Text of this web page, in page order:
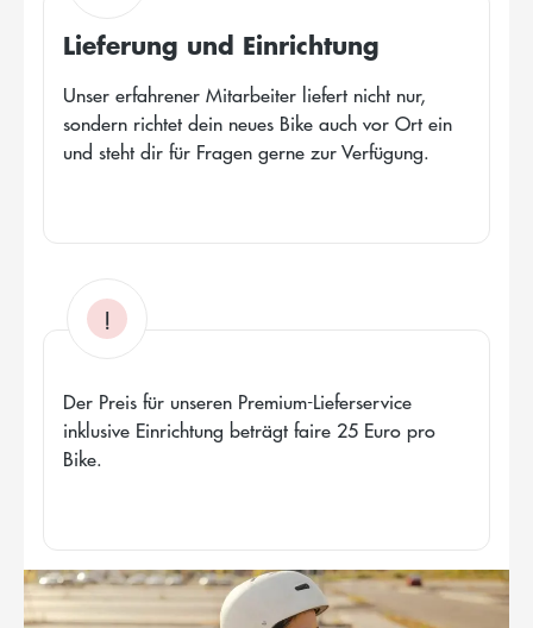
Lieferung und Einrichtung
Unser erfahrener Mitarbeiter liefert nicht nur,
sondern richtet dein neues Bike auch vor Ort ein
und steht dir für Fragen gerne zur Verfügung.
!
Der Preis für unseren Premium-Lieferservice
inklusive Einrichtung beträgt faire 25 Euro pro
Bike.